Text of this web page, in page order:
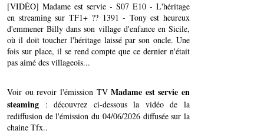
[VIDÉO] Madame est servie - S07 E10 - L'héritage
en streaming sur TF1+ ?? 1391 - Tony est heureux
d'emmener Billy dans son village d'enfance en Sicile,
où il doit toucher l'héritage laissé par son oncle. Une
fois sur place, il se rend compte que ce dernier n'était
pas aimé des villageois...
Voir ou revoir l'émission TVMadame est servie en
steaming : découvrez ci-dessous la vidéo de la
rediffusion de l'émission du 04/06/2026 diffusée sur la
chaine Tfx..